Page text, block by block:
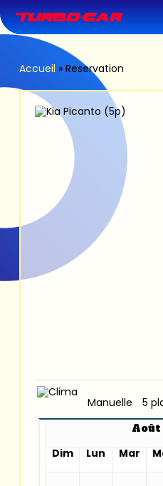
to
main
content
Accueil » Reservation
Manuelle 5
Août
Dim
Lun Mar